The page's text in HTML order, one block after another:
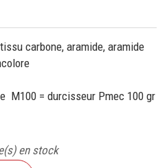
carbone, aramide, aramide
M100 = durcisseur Pmec 100 gr
en stock